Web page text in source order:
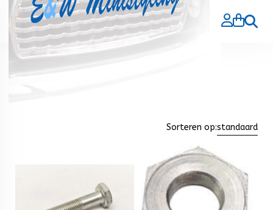
Zoeken
Home>Producten
Stuur inrichting
Sorteren op:standaard